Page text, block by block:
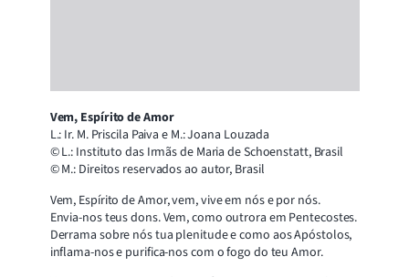
Vem, Espírito de Amor
L.: Ir. M. Priscila Paiva e M.: Joana Louzada
© L.: Instituto das Irmãs de Maria de Schoenstatt, Brasil
© M.: Direitos reservados ao autor, Brasil
Vem, Espírito de Amor, vem, vive em nós e por nós.
Envia-nos teus dons. Vem, como outrora em Pentecostes.
Derrama sobre nós tua plenitude e como aos Apóstolos,
inflama-nos e purifica-nos com o fogo do teu Amor.